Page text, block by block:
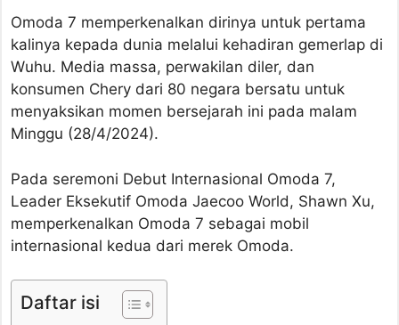
Omoda 7 memperkenalkan dirinya untuk pertama
kalinya kepada dunia melalui kehadiran gemerlap di
Wuhu. Media massa, perwakilan diler, dan
konsumen Chery dari 80 negara bersatu untuk
menyaksikan momen bersejarah ini pada malam
Minggu (28/4/2024).
Pada seremoni Debut Internasional Omoda 7,
Leader Eksekutif Omoda Jaecoo World, Shawn Xu,
memperkenalkan Omoda 7 sebagai mobil
internasional kedua dari merek Omoda.
Daftar isi